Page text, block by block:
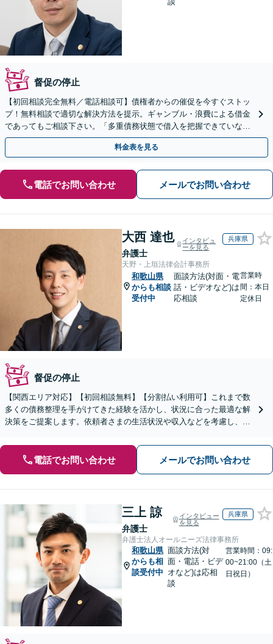
督促の停止
【初回相談完全無料／電話相談可】債権者からの催促を今すぐストッ
プ！無料相談で適切な解決方法を提示。ギャンブル・浪費による借金
であってもご相談下さい。「多重債務状態で借入を把握できていな
い」「マイホームを手放したくない」など【分割払い可】
料金表を見る
電話でお問い合わせ メールでお問い合わせ
大西 達也
弁護士
インタビュ
ーを見る
兵庫県
天野・上垣法律会計事務所
和歌山県
からも相談
受付中
面談方法(対面・電
話・ビデオなど)は
応相談
営業時
間：本日
定休日
督促の停止
【関西エリア対応】【初回相談無料】【分割払い利用可】これまで数
多くの債務整理を手がけてきた経験を活かし、状況に合った最適な解
決策をご提案します。依頼者さまの生活状況や収入などを考慮し、長
電話でお問い合わせ メールでお問い合わせ
三上 諒
弁護士
インタビュー
を見る
兵庫県
弁護士法人オールニーズ法律事務所
和歌山県
からも相
談受付中
面談方法(対
面・電話・ビデ
オなど)は応相
談
営業時間：09:
00~21:00（土
日祝日）